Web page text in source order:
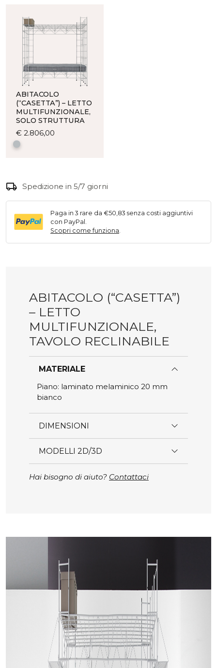
quantità
ABITACOLO (“CASETTA”)
– LETTO
MULTIFUNZIONALE,
TAVOLO RECLINABILE
MATERIALE
Piano: laminato melaminico 20 mm
bianco
DIMENSIONI
MODELLI 2D/3D
Hai bisogno di aiuto? Contattaci
ABITACOLO
(“CASETTA”) – LETTO
MULTIFUNZIONALE,
SOLO STRUTTURA
€ 2.806,00
Le
essere
scelte
local_shipping Spedizione in 5/7 giorni
Paga in 3 rare da €50,83 senza costi aggiuntivi
con PayPal.
Scopri come funziona